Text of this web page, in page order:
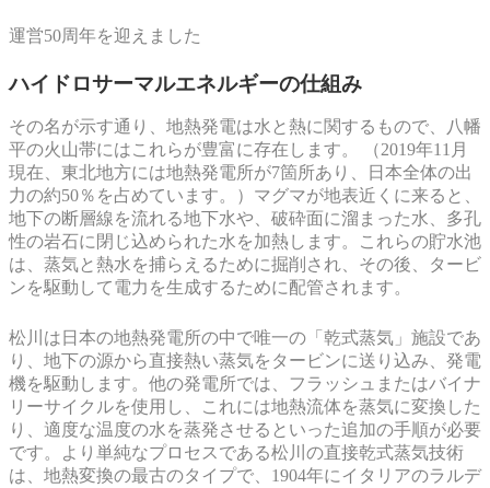
運営50周年を迎えました
ハイドロサーマルエネルギーの仕組み
その名が示す通り、地熱発電は水と熱に関するもので、八幡
平の火山帯にはこれらが豊富に存在します。 （2019年11月
現在、東北地方には地熱発電所が7箇所あり、日本全体の出
力の約50％を占めています。）マグマが地表近くに来ると、
地下の断層線を流れる地下水や、破砕面に溜まった水、多孔
性の岩石に閉じ込められた水を加熱します。これらの貯水池
は、蒸気と熱水を捕らえるために掘削され、その後、タービ
ンを駆動して電力を生成するために配管されます。
松川は日本の地熱発電所の中で唯一の「乾式蒸気」施設であ
り、地下の源から直接熱い蒸気をタービンに送り込み、発電
機を駆動します。他の発電所では、フラッシュまたはバイナ
リーサイクルを使用し、これには地熱流体を蒸気に変換した
り、適度な温度の水を蒸発させるといった追加の手順が必要
です。より単純なプロセスである松川の直接乾式蒸気技術
は、地熱変換の最古のタイプで、1904年にイタリアのラルデ